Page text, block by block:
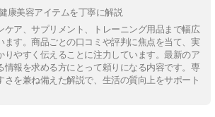
康美容アイテムを丁寧に解説
ケア、サプリメント、トレーニング用品まで幅広
ます。商品ごとの口コミや評判に焦点を当て、実
りやすく伝えることに注力しています。最新のア
情報を求める方にとって頼りになる内容です。専
さを兼ね備えた解説で、生活の質向上をサポート